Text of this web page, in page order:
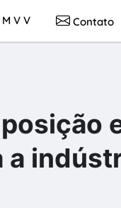
M V V Contato
a